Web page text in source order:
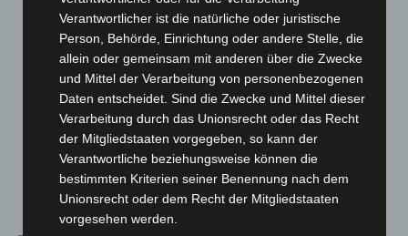
Celle: Mensch stirbt bei Bagger-Unfall auf Baustelle
5. August 2026
Gasleitung bei McDonald’s-Umbau in Langenhagen
beschädigt
5. August 2026
Anklage nach Abschaltung von „Archetyp Market“ erhoben
3. August 2026
Verantwortlicher ist die natürliche oder juristische
Person, Behörde, Einrichtung oder andere Stelle, die
allein oder gemeinsam mit anderen über die Zwecke
und Mittel der Verarbeitung von personenbezogenen
Daten entscheidet. Sind die Zwecke und Mittel dieser
Verarbeitung durch das Unionsrecht oder das Recht
der Mitgliedstaaten vorgegeben, so kann der
Verantwortliche beziehungsweise können die
bestimmten Kriterien seiner Benennung nach dem
Unionsrecht oder dem Recht der Mitgliedstaaten
vorgesehen werden.